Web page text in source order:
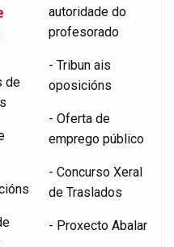
de
autoridade do
profesorado
- Tribun ais
oposicións
- Oferta de
emprego público
- Concurso Xeral
de Traslados
- Proxecto Abalar